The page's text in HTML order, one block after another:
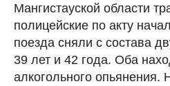
Мангистауской области
полицейские по акту
поезда сняли с состава
39 лет и 42 года. Оба
алкогольного опьянения.